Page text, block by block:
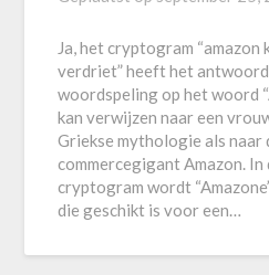
Ja, het cryptogram
verdriet” heeft het antwoord
woordspeling op het woord
kan verwijzen naar een
Griekse mythologie als naar
commercegigant Amazon.
cryptogram wordt
die geschikt is voor een…